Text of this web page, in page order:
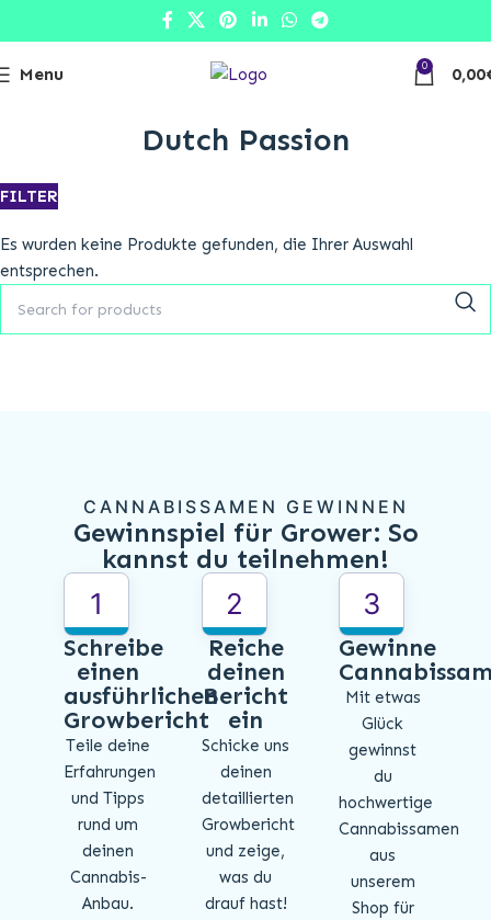
Menu 0 0,00
Dutch Passion
FILTER
Es wurden keine Produkte gefunden, die Ihrer Auswahl
entsprechen.
CANNABISSAMEN GEWINNEN
Gewinnspiel für Grower: So
kannst du teilnehmen!
1
Schreibe
einen
ausführlichen
Growbericht
Teile deine
Erfahrungen
und Tipps
rund um
deinen
Cannabis-
Anbau.
2
Reiche
deinen
Bericht
ein
Schicke uns
deinen
detaillierten
Growbericht
und zeige,
was du
drauf hast!
3
Gewinne
Mit etwas
Glück
gewinnst
du
hochwertige
Cannabissamen
aus
unserem
Shop für
Growtalk